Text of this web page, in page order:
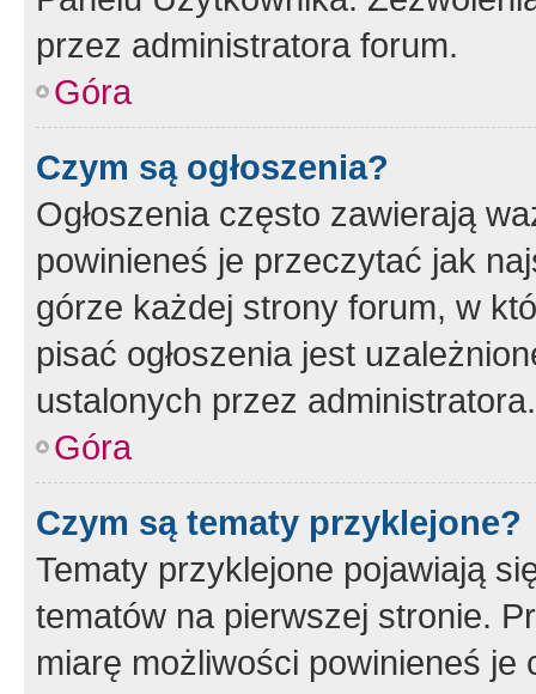
przez administratora forum.
Góra
Czym są ogłoszenia?
Ogłoszenia często zawierają
powinieneś je przeczytać jak
górze każdej strony forum, w
pisać ogłoszenia jest
ustalonych przez administratora.
Góra
Czym są tematy przyklejone?
Tematy przyklejone pojawiają
tematów na pierwszej stronie.
miarę możliwości powinieneś je